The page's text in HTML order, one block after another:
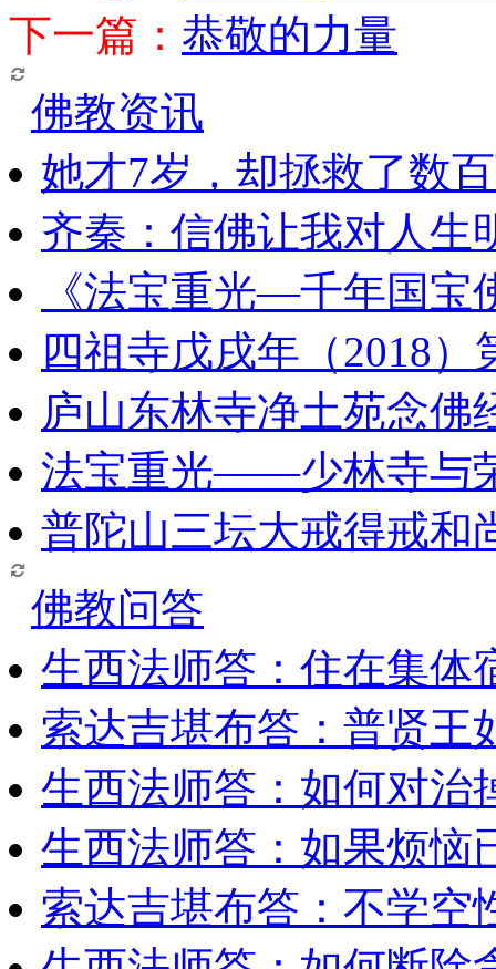
下一篇： 恭敬的力量
佛教资讯
她才7岁，却拯救了数
齐秦：信佛让我对人生
《法宝重光—千年国宝
四祖寺戊戌年（2018
庐山东林寺净土苑念佛
法宝重光——少林寺与
普陀山三坛大戒得戒和
佛教问答
生西法师答：住在集体
索达吉堪布答：普贤王
生西法师答：如何对治
生西法师答：如果烦恼
索达吉堪布答：​不学空